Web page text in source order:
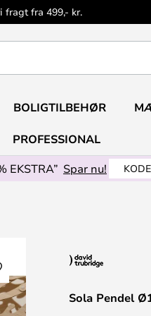
fragt fra 499,- kr.
BOLIGTILBEHØR
PROFESSIONAL
EKSTRA” Spar nu!
Sola Pendel